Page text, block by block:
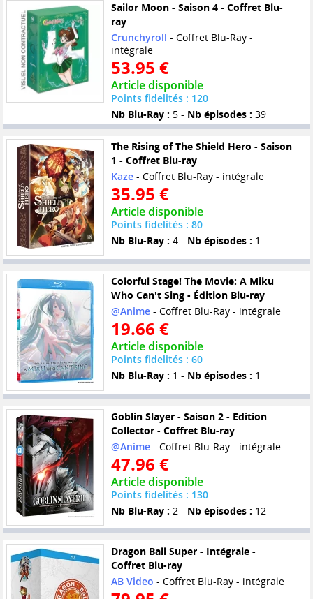
Sailor Moon - Saison 4 - Coffret Blu-
ray
Crunchyroll - Coffret Blu-Ray -
intégrale
53.95 €
Article disponible
Points fidelités : 120
Nb Blu-Ray : 5 - Nb épisodes : 39
The Rising of The Shield Hero - Saison
1 - Coffret Blu-ray
Kaze- Coffret Blu-Ray - intégrale
35.95 €
Article disponible
Points fidelités : 80
Nb Blu-Ray : 4 - Nb épisodes : 1
Colorful Stage! The Movie: A Miku
Who Can't Sing - Édition Blu-ray
@Anime- Coffret Blu-Ray - intégrale
19.66 €
Article disponible
Points fidelités : 60
Nb Blu-Ray : 1 - Nb épisodes : 1
Goblin Slayer - Saison 2 - Edition
Collector - Coffret Blu-ray
@Anime- Coffret Blu-Ray - intégrale
47.96 €
Article disponible
Points fidelités : 130
Nb Blu-Ray : 2 - Nb épisodes : 12
Dragon Ball Super - Intégrale -
Coffret Blu-ray
AB Video - Coffret Blu-Ray - intégrale